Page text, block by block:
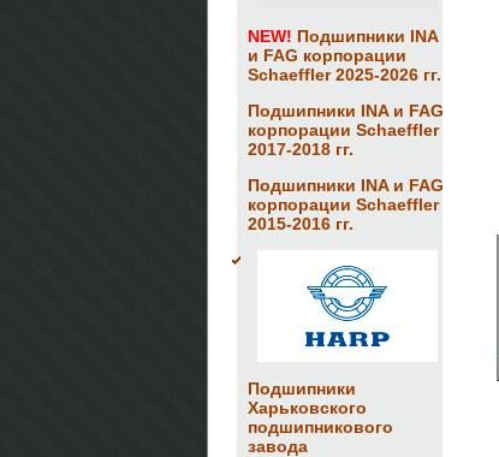
NEW! Подшипники INA
и FAG корпорации
Schaeffler 2025-2026 гг.
Подшипники INA и FAG
корпорации Schaeffler
2017-2018 гг.
Подшипники INA и FAG
корпорации Schaeffler
2015-2016 гг.
Подшипники
Харьковского
подшипникового
завода